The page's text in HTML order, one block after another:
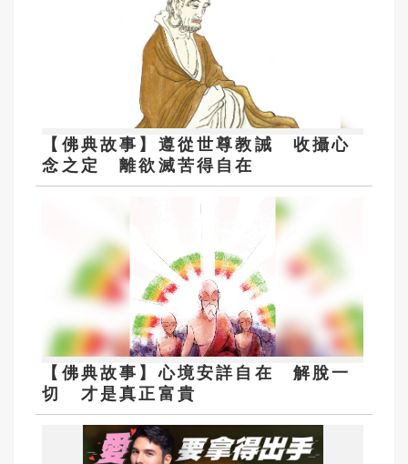
【佛典故事】遵從世尊教誡 收攝心
念之定 離欲滅苦得自在
【佛典故事】心境安詳自在 解脫一
切 才是真正富貴